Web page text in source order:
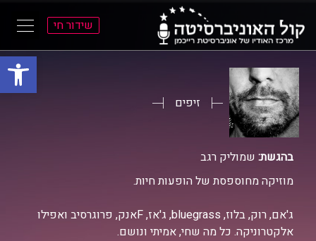
פתח
התפריט
הראשי
התוכן
הראשי
שידור חי
זיפים
בהגשת: שמוליק רגב
מוזיקה מחוספסת של הופעות חיות.
ג'אם, רוק, בלוז, bluegrass, ג'אז, Fאנק, פרוגרסיב ואפילו
אלקטרוניקה. כל מה שחי, אמיתי ונושם.